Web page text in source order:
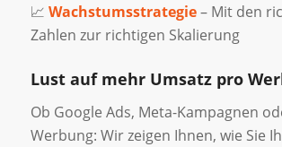
📈 Wachstumsstrategie– Mit den
Zahlen zur richtigen Skalierung
Lust auf mehr Umsatz pro
Ob Google Ads, Meta-Kampagnen
Werbung: Wir zeigen Ihnen, wie Sie